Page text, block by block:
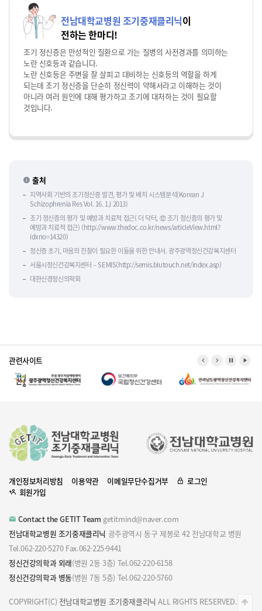
전남대학교병원 조기중재클리닉이
전하는 한마디!
조기 정신증은 만성적인 질환으로 가는 질병의 사전경과를 의미하는
노란 신호등과 같습니다.
노란 신호등은 주변을 잘 살피고 대비하는 신호등의 역할을 하게
되는데 조기 정신증을 단순히 정신력이 약해서라고 이해하는 것이
아니라 여러 원인에 대해 평가하고 조기에 대처하는 것이 필요할
것입니다.
출처
지역사회 기반의 조기정신증 발견, 평가 및 배치 시스템분석(Korean J
Schizophrenia Res Vol. 16. 1,l 2013)
조기 정신증의 평가 및 예방과 치료적 접근( 더 닥터, ⑫ 조기 정신증의 평가 및
예방과 치료적 접근) (http://www.thedoc.co.kr/news/articleView.html?
idxno=14320)
정신증 초기, 마음의 진찰이 필요한 이들을 위한 안내서. 광주광역정신건강복지센터
서울시정신건강복지센터 – SEMIS(http://semis.blutouch.net/index.asp)
대한신경정신의학회
관련사이트
개인정보처리방침 이용약관 이메일무단수집거부
로그인
회원가입
Contact the GETIT Team getitmind@naver.com
전남대학교병원 조기중재클리닉 광주광역시 동구 제봉로 42 전남대학교 병원
Tel.062-220-5270 Fax.062-225-9441
정신건강의학과 외래(병원 2동 3층) Tel.062-220-6158
정신건강의학과 병동(병원 7동 5층) Tel.062-220-5760
COPYRIGHT(C) 전남대학교병원 조기중재클리닉 ALL RIGHTS RESERVED.